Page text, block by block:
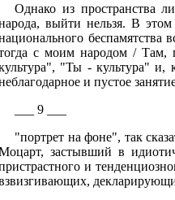
Однако из пространства
выйти нельзя. В этом
с моим народом / Там,
"Ты - культура"
и пустое
___ 9 ___
"портрет на фоне", так
застывший в
и